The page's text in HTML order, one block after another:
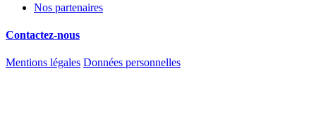
Nos partenaires
Contactez-nous
Mentions légales Données personnelles